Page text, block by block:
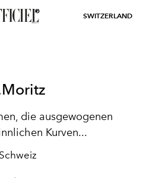
SWITZERLAND
die ausgewogenen
Kurven...